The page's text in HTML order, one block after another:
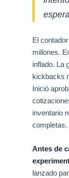
El
millones.
inflado. La
kickbacks
Inició
inventario
completas.
Antes de
lanzado